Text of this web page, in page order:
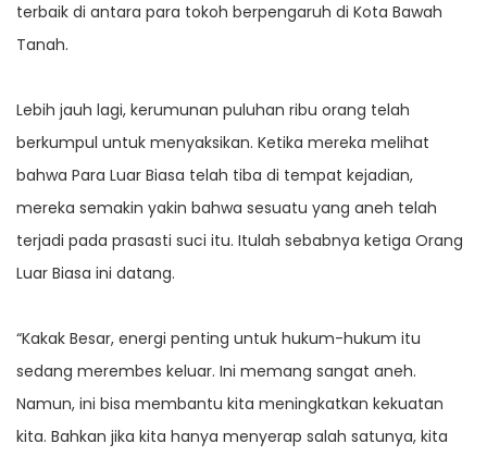
terbaik di antara para tokoh berpengaruh di Kota Bawah
Tanah.
Lebih jauh lagi, kerumunan puluhan ribu orang telah
berkumpul untuk menyaksikan. Ketika mereka melihat
bahwa Para Luar Biasa telah tiba di tempat kejadian,
mereka semakin yakin bahwa sesuatu yang aneh telah
terjadi pada prasasti suci itu. Itulah sebabnya ketiga Orang
Luar Biasa ini datang.
“Kakak Besar, energi penting untuk hukum-hukum itu
sedang merembes keluar. Ini memang sangat aneh.
Namun, ini bisa membantu kita meningkatkan kekuatan
kita. Bahkan jika kita hanya menyerap salah satunya, kita